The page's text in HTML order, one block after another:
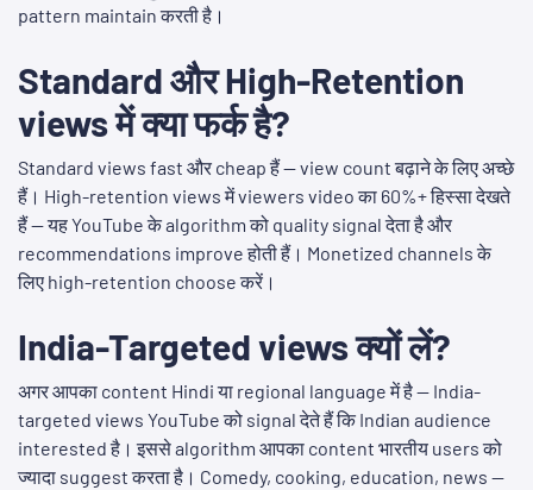
pattern maintain करती है।
Standard और High-Retention
views में क्या फर्क है?
Standard views fast और cheap हैं — view count बढ़ाने के लिए अच्छे
हैं। High-retention views में viewers video का 60%+ हिस्सा देखते
हैं — यह YouTube के algorithm को quality signal देता है और
recommendations improve होती हैं। Monetized channels के
लिए high-retention choose करें।
India-Targeted views क्यों लें?
अगर आपका content Hindi या regional language में है — India-
targeted views YouTube को signal देते हैं कि Indian audience
interested है। इससे algorithm आपका content भारतीय users को
ज्यादा suggest करता है। Comedy, cooking, education, news —